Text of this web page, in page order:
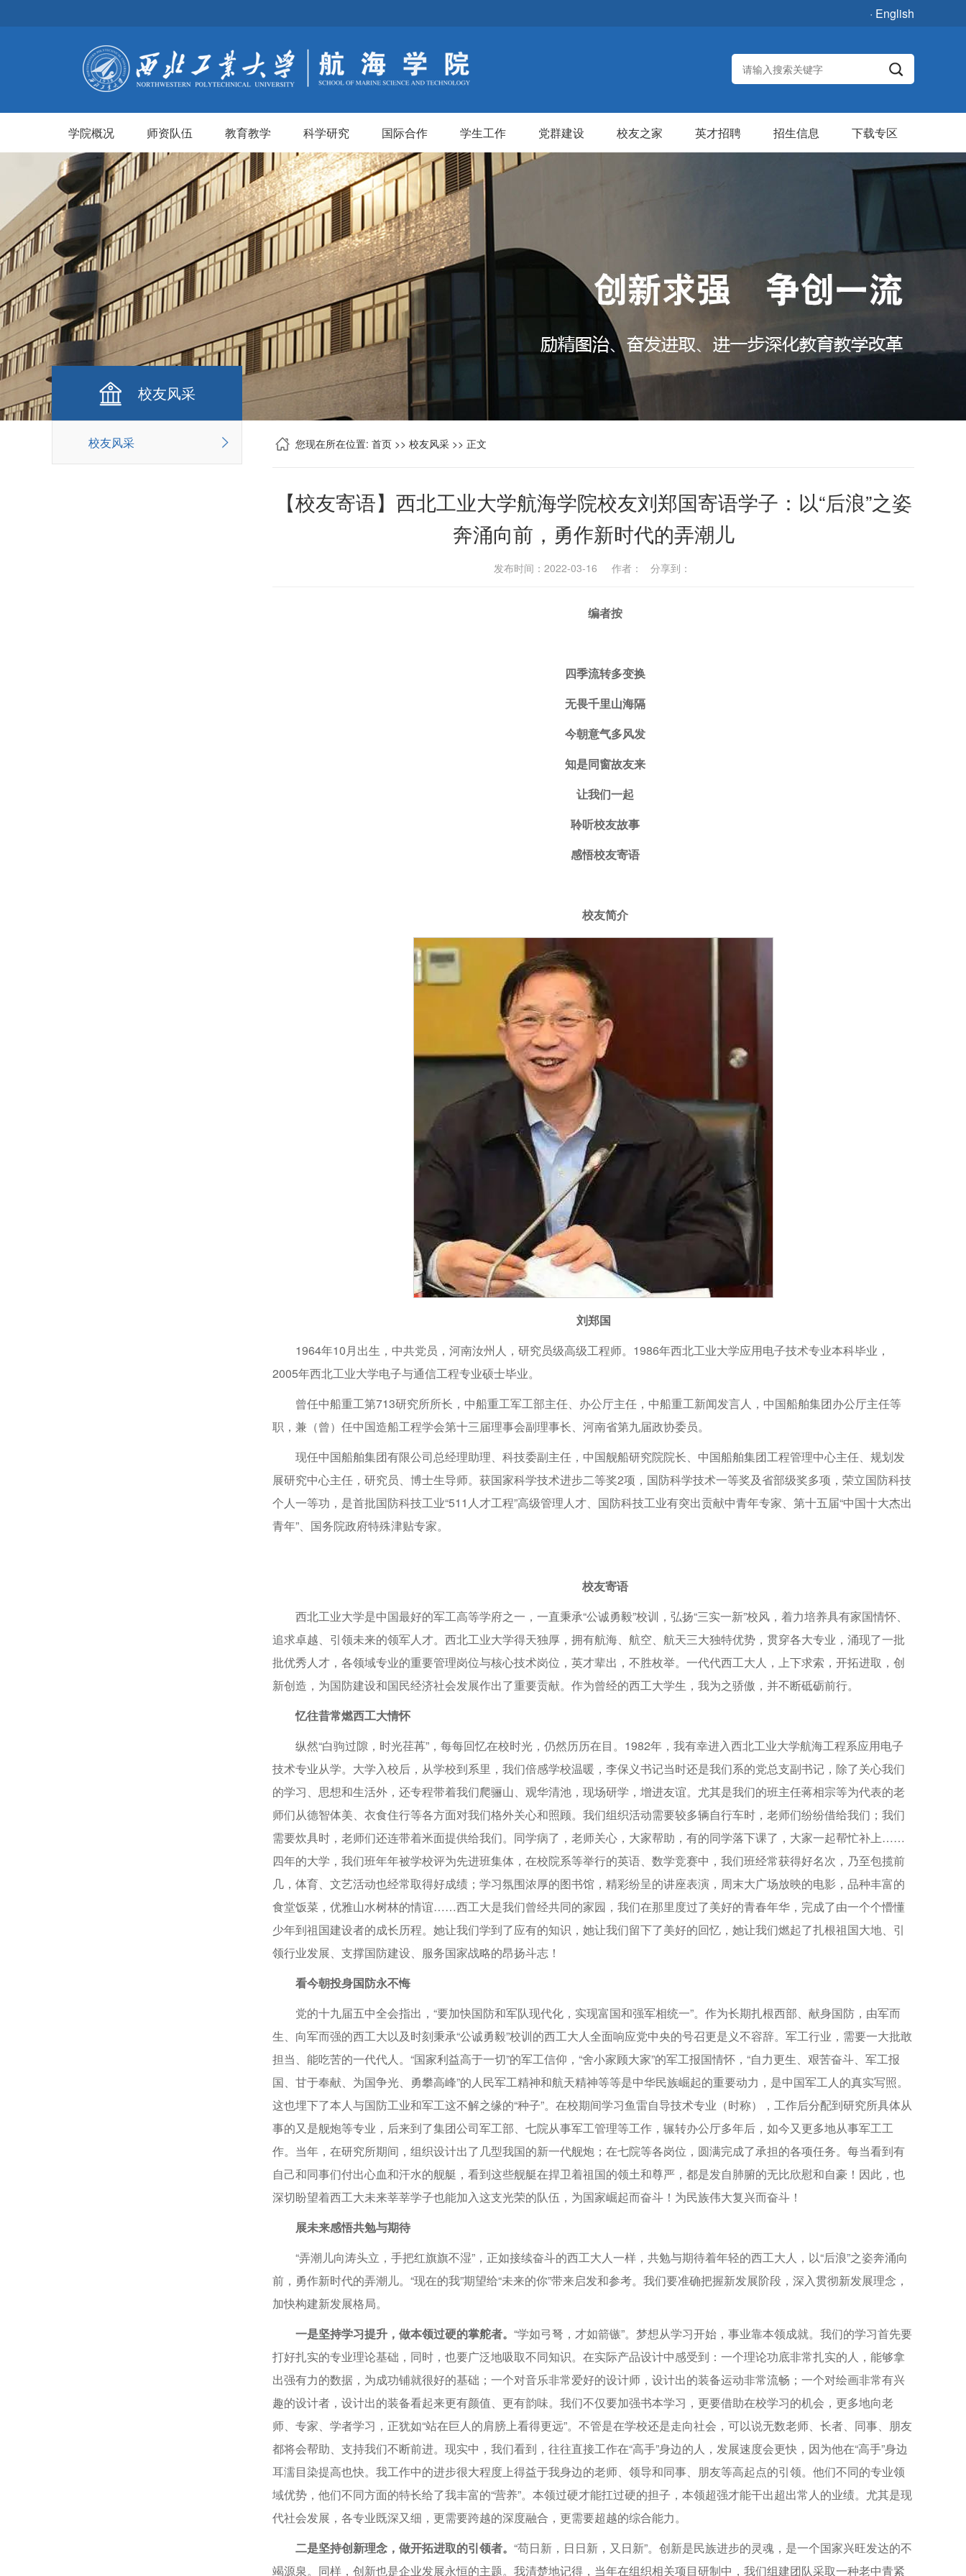
· English
学院概况 师资队伍 教育教学 科学研究 国际合作 学生工作 党群建设 校友之家 英才招聘 招生信息 下载专区
校友风采
校友风采 您现在所在位置: 首页 >> 校友风采 >> 正文
【校友寄语】西北工业大学航海学院校友刘郑国寄语学子：以“后浪”之姿
奔涌向前，勇作新时代的弄潮儿
发布时间：2022-03-16 作者： 分享到：
编者按
四季流转多变换
无畏千里山海隔
今朝意气多风发
知是同窗故友来
让我们一起
聆听校友故事
感悟校友寄语
校友简介
刘郑国
1964年10月出生，中共党员，河南汝州人，研究员级高级工程师。1986年西北工业大学应用电子技术专业本科毕业，
2005年西北工业大学电子与通信工程专业硕士毕业。
曾任中船重工第713研究所所长，中船重工军工部主任、办公厅主任，中船重工新闻发言人，中国船舶集团办公厅主任等
职，兼（曾）任中国造船工程学会第十三届理事会副理事长、河南省第九届政协委员。
现任中国船舶集团有限公司总经理助理、科技委副主任，中国舰船研究院院长、中国船舶集团工程管理中心主任、规划发
展研究中心主任，研究员、博士生导师。获国家科学技术进步二等奖2项，国防科学技术一等奖及省部级奖多项，荣立国防科技
个人一等功，是首批国防科技工业“511人才工程”高级管理人才、国防科技工业有突出贡献中青年专家、第十五届“中国十大杰出
青年”、国务院政府特殊津贴专家。
校友寄语
西北工业大学是中国最好的军工高等学府之一，一直秉承“公诚勇毅”校训，弘扬“三实一新”校风，着力培养具有家国情怀、
追求卓越、引领未来的领军人才。西北工业大学得天独厚，拥有航海、航空、航天三大独特优势，贯穿各大专业，涌现了一批
批优秀人才，各领域专业的重要管理岗位与核心技术岗位，英才辈出，不胜枚举。一代代西工大人，上下求索，开拓进取，创
新创造，为国防建设和国民经济社会发展作出了重要贡献。作为曾经的西工大学生，我为之骄傲，并不断砥砺前行。
忆往昔常燃西工大情怀
纵然“白驹过隙，时光荏苒”，每每回忆在校时光，仍然历历在目。1982年，我有幸进入西北工业大学航海工程系应用电子
技术专业从学。大学入校后，从学校到系里，我们倍感学校温暖，李保义书记当时还是我们系的党总支副书记，除了关心我们
的学习、思想和生活外，还专程带着我们爬骊山、观华清池，现场研学，增进友谊。尤其是我们的班主任蒋相宗等为代表的老
师们从德智体美、衣食住行等各方面对我们格外关心和照顾。我们组织活动需要较多辆自行车时，老师们纷纷借给我们；我们
需要炊具时，老师们还连带着米面提供给我们。同学病了，老师关心，大家帮助，有的同学落下课了，大家一起帮忙补上……
四年的大学，我们班年年被学校评为先进班集体，在校院系等举行的英语、数学竞赛中，我们班经常获得好名次，乃至包揽前
几，体育、文艺活动也经常取得好成绩；学习氛围浓厚的图书馆，精彩纷呈的讲座表演，周末大广场放映的电影，品种丰富的
食堂饭菜，优雅山水树林的情谊……西工大是我们曾经共同的家园，我们在那里度过了美好的青春年华，完成了由一个个懵懂
少年到祖国建设者的成长历程。她让我们学到了应有的知识，她让我们留下了美好的回忆，她让我们燃起了扎根祖国大地、引
领行业发展、支撑国防建设、服务国家战略的昂扬斗志！
看今朝投身国防永不悔
党的十九届五中全会指出，“要加快国防和军队现代化，实现富国和强军相统一”。作为长期扎根西部、献身国防，由军而
生、向军而强的西工大以及时刻秉承“公诚勇毅”校训的西工大人全面响应党中央的号召更是义不容辞。军工行业，需要一大批敢
担当、能吃苦的一代代人。“国家利益高于一切”的军工信仰，“舍小家顾大家”的军工报国情怀，“自力更生、艰苦奋斗、军工报
国、甘于奉献、为国争光、勇攀高峰”的人民军工精神和航天精神等等是中华民族崛起的重要动力，是中国军工人的真实写照。
这也埋下了本人与国防工业和军工这不解之缘的“种子”。在校期间学习鱼雷自导技术专业（时称），工作后分配到研究所具体从
事的又是舰炮等专业，后来到了集团公司军工部、七院从事军工管理等工作，辗转办公厅多年后，如今又更多地从事军工工
作。当年，在研究所期间，组织设计出了几型我国的新一代舰炮；在七院等各岗位，圆满完成了承担的各项任务。每当看到有
自己和同事们付出心血和汗水的舰艇，看到这些舰艇在捍卫着祖国的领土和尊严，都是发自肺腑的无比欣慰和自豪！因此，也
深切盼望着西工大未来莘莘学子也能加入这支光荣的队伍，为国家崛起而奋斗！为民族伟大复兴而奋斗！
展未来感悟共勉与期待
“弄潮儿向涛头立，手把红旗旗不湿”，正如接续奋斗的西工大人一样，共勉与期待着年轻的西工大人，以“后浪”之姿奔涌向
前，勇作新时代的弄潮儿。“现在的我”期望给“未来的你”带来启发和参考。我们要准确把握新发展阶段，深入贯彻新发展理念，
加快构建新发展格局。
一是坚持学习提升，做本领过硬的掌舵者。 “学如弓弩，才如箭镞”。梦想从学习开始，事业靠本领成就。我们的学习首先要
打好扎实的专业理论基础，同时，也要广泛地吸取不同知识。在实际产品设计中感受到：一个理论功底非常扎实的人，能够拿
出强有力的数据，为成功铺就很好的基础；一个对音乐非常爱好的设计师，设计出的装备运动非常流畅；一个对绘画非常有兴
趣的设计者，设计出的装备看起来更有颜值、更有韵味。我们不仅要加强书本学习，更要借助在校学习的机会，更多地向老
师、专家、学者学习，正犹如“站在巨人的肩膀上看得更远”。不管是在学校还是走向社会，可以说无数老师、长者、同事、朋友
都将会帮助、支持我们不断前进。现实中，我们看到，往往直接工作在“高手”身边的人，发展速度会更快，因为他在“高手”身边
耳濡目染提高也快。我工作中的进步很大程度上得益于我身边的老师、领导和同事、朋友等高起点的引领。他们不同的专业领
域优势，他们不同方面的特长给了我丰富的“营养”。本领过硬才能扛过硬的担子，本领超强才能干出超出常人的业绩。尤其是现
代社会发展，各专业既深又细，更需要跨越的深度融合，更需要超越的综合能力。
二是坚持创新理念，做开拓进取的引领者。 “苟日新，日日新，又日新”。创新是民族进步的灵魂，是一个国家兴旺发达的不
竭源泉。同样，创新也是企业发展永恒的主题。我清楚地记得，当年在组织相关项目研制中，我们组建团队采取一种老中青紧